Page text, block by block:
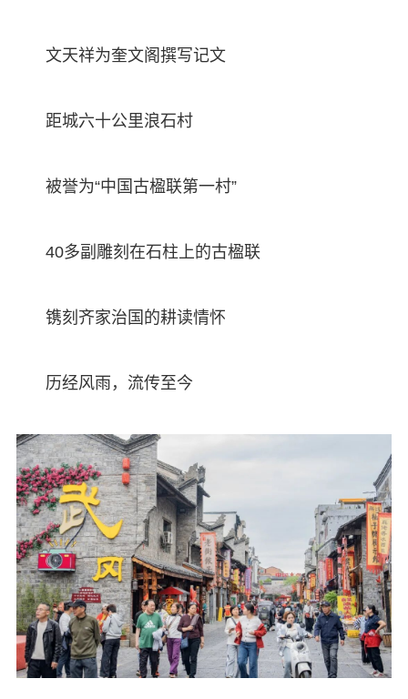
文天祥为奎文阁撰写记文
距城六十公里浪石村
被誉为“中国古楹联第一村”
40多副雕刻在石柱上的古楹联
镌刻齐家治国的耕读情怀
历经风雨，流传至今